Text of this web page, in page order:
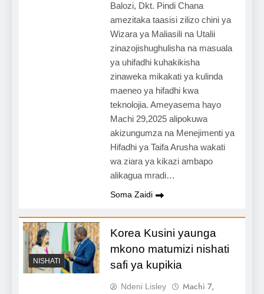
Balozi, Dkt. Pindi Chana
amezitaka taasisi zilizo chini ya
Wizara ya Maliasili na Utalii
zinazojishughulisha na masuala
ya uhifadhi kuhakikisha
zinaweka mikakati ya kulinda
maeneo ya hifadhi kwa
teknolojia. Ameyasema hayo
Machi 29,2025 alipokuwa
akizungumza na Menejimenti ya
Hifadhi ya Taifa Arusha wakati
wa ziara ya kikazi ambapo
alikagua mradi…
Soma Zaidi
NISHATI
Korea Kusini yaunga
mkono matumizi nishati
safi ya kupikia
Ndeni Lisley
Machi 7,